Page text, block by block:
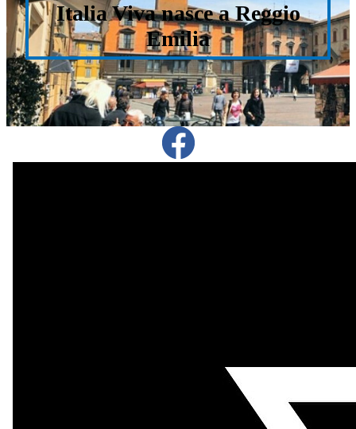
Italia Viva nasce a Reggio
Emilia